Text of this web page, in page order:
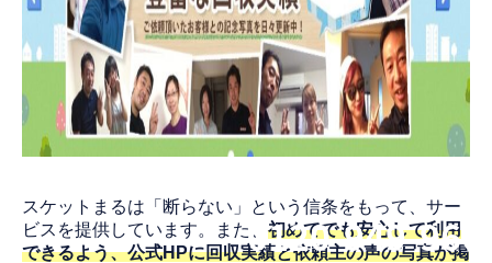
スケットまるは「断らない」という信条をもって、サー
ビスを提供しています。また、 初めてでも安心して利用
できるよう、公式HPに回収実績と依頼主の声の写真が掲
0120-949-966